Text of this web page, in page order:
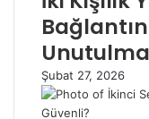
Şubat 27, 2026